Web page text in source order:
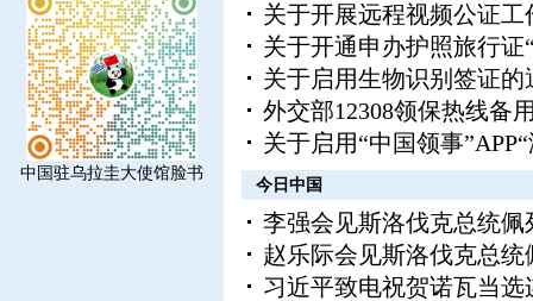
中国驻乌拉圭大使馆脸书
关于开展远程视频公证工
关于开通申办护照旅行证
关于启用生物识别签证的
外交部12308领保热线备
关于启用“中国领事
今日中国
李强会见斯洛伐克总统佩
赵乐际会见斯洛伐克总统
习近平致电祝贺诺瓦当